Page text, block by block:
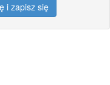
i zapisz się